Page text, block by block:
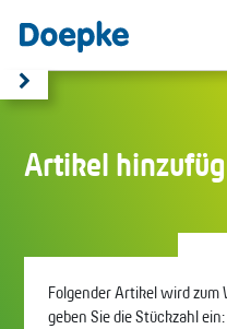
Artikel
Folgender Artikel wird
geben Sie die Stückzahl ein: